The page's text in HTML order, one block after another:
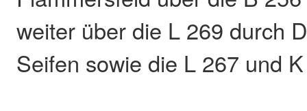
weiter über die L 269 durch
Seifen sowie die L 267 und